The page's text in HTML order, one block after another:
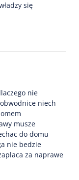
się
nie
niech
musze
do domu
nie bedzie
za naprawe